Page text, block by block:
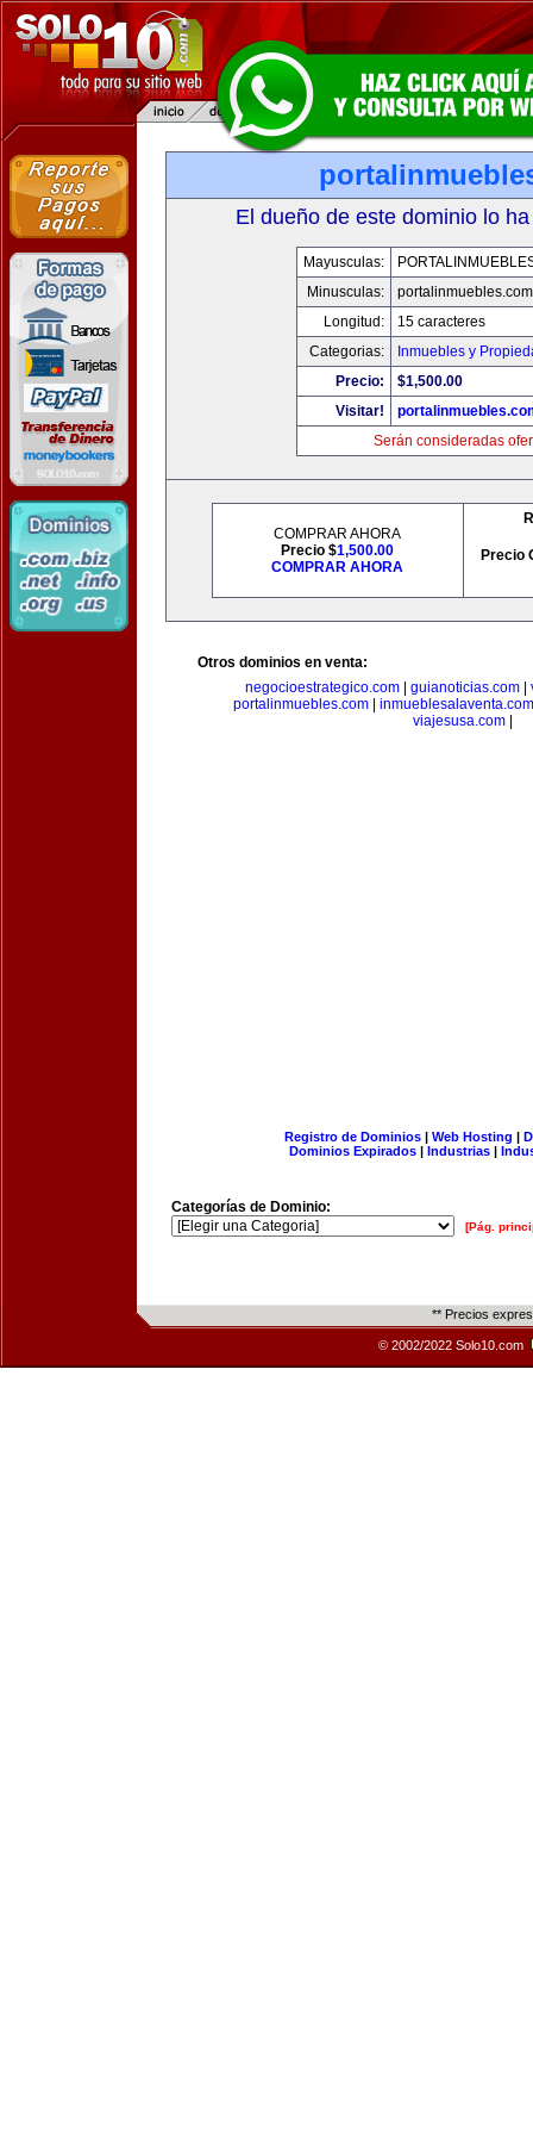
El dueño de este dominio lo
Mayusculas:
Minusculas:
portalinmuebles.com
Longitud:
15 caracteres
Categorias:
Inmuebles y
Precio:
$1,500.00
Visitar!
Serán consideradas
COMPRAR AHORA
Precio $1,500.00
COMPRAR AHORA
Precio
Otros dominios en venta:
negocioestrategico.com| guianoticias.com|
portalinmuebles.com
inmueblesalaventa.com
viajesusa.com
Registro de Dominios| Web Hosting |
Dominios Expirados | Industrias |
Categorías de Dominio:
[Pág.
** Precios
© 2002/2022 Solo10.com